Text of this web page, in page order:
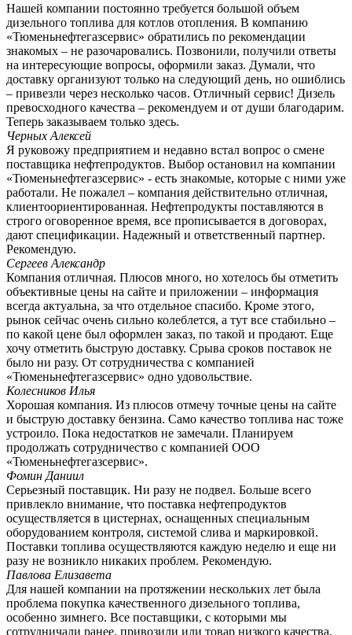
Нашей компании постоянно требуется большой объем
дизельного топлива для котлов отопления. В компанию
«Тюменьнефтегазсервис» обратились по рекомендации
знакомых – не разочаровались. Позвонили, получили ответы
на интересующие вопросы, оформили заказ. Думали, что
доставку организуют только на следующий день, но ошиблись
– привезли через несколько часов. Отличный сервис! Дизель
превосходного качества – рекомендуем и от души благодарим.
Теперь заказываем только здесь.
Черных Алексей
Я руковожу предприятием и недавно встал вопрос о смене
поставщика нефтепродуктов. Выбор остановил на компании
«Тюменьнефтегазсервис» - есть знакомые, которые с ними уже
работали. Не пожалел – компания действительно отличная,
клиентоориентированная. Нефтепродукты поставляются в
строго оговоренное время, все прописывается в договорах,
дают спецификации. Надежный и ответственный партнер.
Рекомендую.
Сергеев Александр
Компания отличная. Плюсов много, но хотелось бы отметить
объективные цены на сайте и приложении – информация
всегда актуальна, за что отдельное спасибо. Кроме этого,
рынок сейчас очень сильно колеблется, а тут все стабильно –
по какой цене был оформлен заказ, по такой и продают. Еще
хочу отметить быструю доставку. Срыва сроков поставок не
было ни разу. От сотрудничества с компанией
«Тюменьнефтегазсервис» одно удовольствие.
Колесников Илья
Хорошая компания. Из плюсов отмечу точные цены на сайте
и быструю доставку бензина. Само качество топлива нас тоже
устроило. Пока недостатков не замечали. Планируем
продолжать сотрудничество с компанией ООО
«Тюменьнефтегазсервис».
Фомин Даниил
Серьезный поставщик. Ни разу не подвел. Больше всего
привлекло внимание, что поставка нефтепродуктов
осуществляется в цистернах, оснащенных специальным
оборудованием контроля, системой слива и маркировкой.
Поставки топлива осуществляются каждую неделю и еще ни
разу не возникло никаких проблем. Рекомендую.
Павлова Елизавета
Для нашей компании на протяжении нескольких лет была
проблема покупка качественного дизельного топлива,
особенно зимнего. Все поставщики, с которыми мы
сотрудничали ранее, привозили или товар низкого качества,